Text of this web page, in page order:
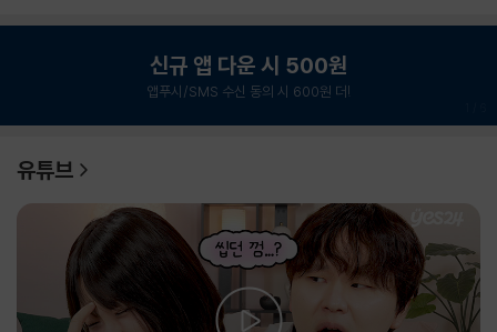
신규 앱 다운 시 500원
앱푸시/SMS 수신 동의 시 600원 더!
유튜브